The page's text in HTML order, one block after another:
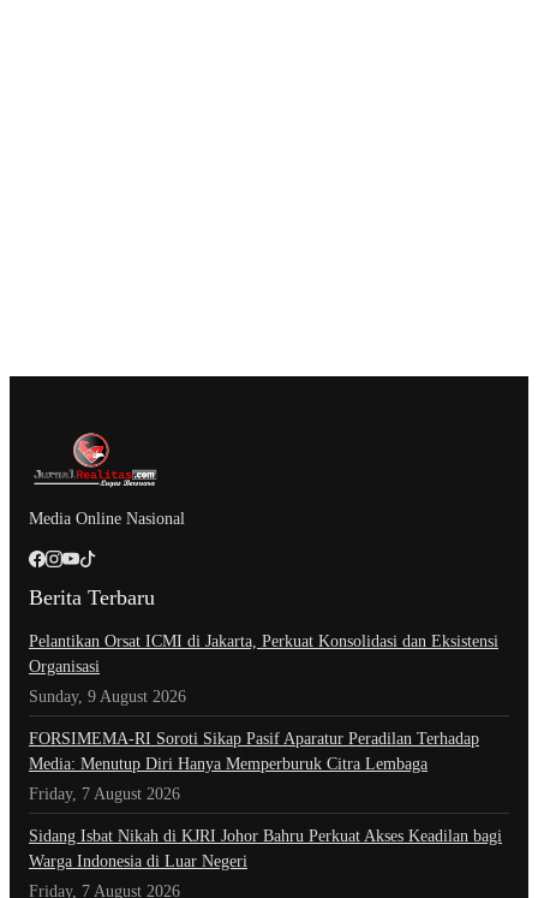
Media Online Nasional
Berita Terbaru
Pelantikan Orsat ICMI di Jakarta, Perkuat Konsolidasi dan Eksistensi
Organisasi
Sunday, 9 August 2026
​FORSIMEMA-RI Soroti Sikap Pasif Aparatur Peradilan Terhadap
Media: Menutup Diri Hanya Memperburuk Citra Lembaga
Friday, 7 August 2026
Sidang Isbat Nikah di KJRI Johor Bahru Perkuat Akses Keadilan bagi
Warga Indonesia di Luar Negeri
Friday, 7 August 2026